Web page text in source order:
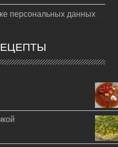
персональных данных